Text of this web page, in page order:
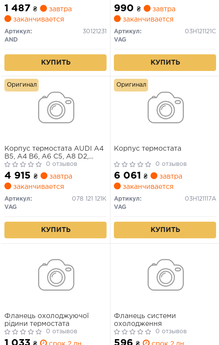
1 487 ₴
завтра
заканчивается
Артикул:
30121231
AND
КУПИТЬ
990 ₴
завтра
заканчивается
Артикул:
03H121121C
VAG
КУПИТЬ
Корпус термостата AUDI A4
B5, A4 B6, A6 C5, A8 D2,
SKODA SUPERB I, VW
PASSAT B5.5 ACK-BES 04.96-
03.08
0 отзывов
4 915 ₴
завтра
заканчивается
Артикул:
078 121 121K
VAG
КУПИТЬ
Оригинал
Корпус термостата
0 отзывов
6 061 ₴
завтра
заканчивается
Артикул:
03H121117A
VAG
КУПИТЬ
Оригинал
Фланець охолоджуючої
рідини термостата
0 отзывов
1 033
Фланець системи
охолодження
0 отзывов
596